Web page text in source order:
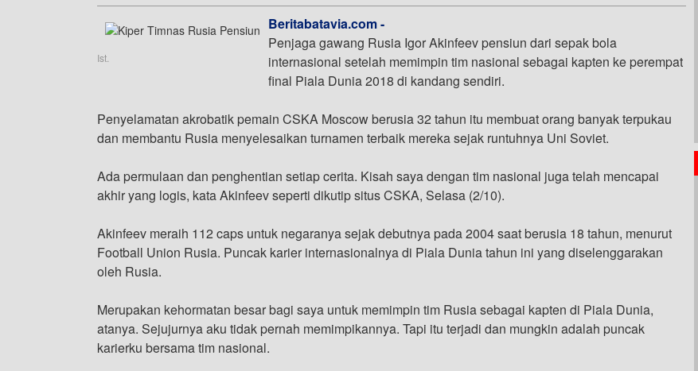
Ist.
Beritabatavia.com -
Penjaga gawang Rusia Igor Akinfeev pensiun dari sepak bola
internasional setelah memimpin tim nasional sebagai kapten ke perempat
final Piala Dunia 2018 di kandang sendiri.
Penyelamatan akrobatik pemain CSKA Moscow berusia 32 tahun itu membuat orang banyak terpukau
dan membantu Rusia menyelesaikan turnamen terbaik mereka sejak runtuhnya Uni Soviet.
Ada permulaan dan penghentian setiap cerita. Kisah saya dengan tim nasional juga telah mencapai
akhir yang logis, kata Akinfeev seperti dikutip situs CSKA, Selasa (2/10).
Akinfeev meraih 112 caps untuk negaranya sejak debutnya pada 2004 saat berusia 18 tahun, menurut
Football Union Rusia. Puncak karier internasionalnya di Piala Dunia tahun ini yang diselenggarakan
oleh Rusia.
Merupakan kehormatan besar bagi saya untuk memimpin tim Rusia sebagai kapten di Piala Dunia,
atanya. Sejujurnya aku tidak pernah memimpikannya. Tapi itu terjadi dan mungkin adalah puncak
karierku bersama tim nasional.